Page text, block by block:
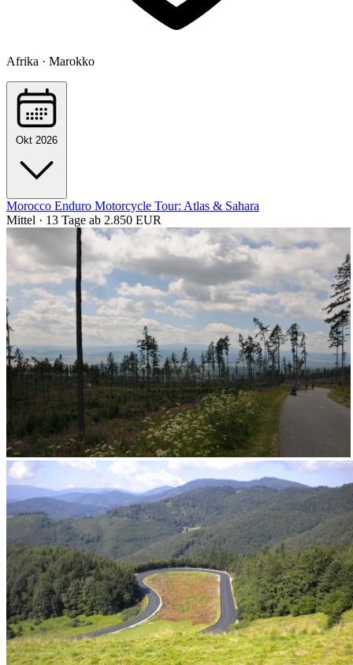
Afrika · Marokko
Okt 2026
Morocco Enduro Motorcycle Tour: Atlas & Sahara
Mittel · 13 Tage ab 2.850 EUR